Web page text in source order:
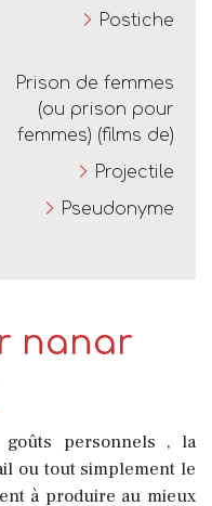
Postiche
Prison de femmes
(ou prison pour
femmes) (films de)
Projectile
Pseudonyme
nanar
personnels , la
ou tout simplement le
à produire au mieux